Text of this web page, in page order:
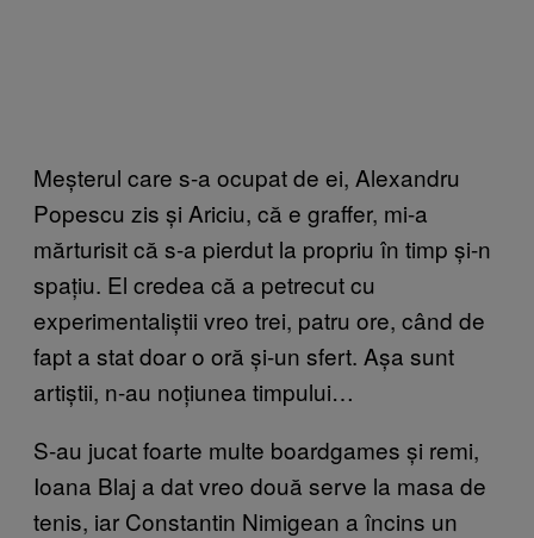
Meșterul care s-a ocupat de ei, Alexandru
Popescu zis și Ariciu, că e graffer, mi-a
mărturisit că s-a pierdut la propriu în timp și-n
spațiu. El credea că a petrecut cu
experimentaliștii vreo trei, patru ore, când de
fapt a stat doar o oră și-un sfert. Așa sunt
artiștii, n-au noțiunea timpului…
S-au jucat foarte multe boardgames și remi,
Ioana Blaj a dat vreo două serve la masa de
tenis, iar Constantin Nimigean a încins un